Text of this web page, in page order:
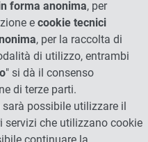
forma anonima, per
e cookie tecnici
, per la raccolta di
di utilizzo, entrambi
" si dà il consenso
di terze parti.
sarà possibile utilizzare il
servizi che utilizzano cookie